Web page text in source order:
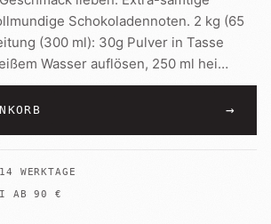
Schokoladennoten. 2 kg (65
(300 ml): 30g Pulver in Tasse
Wasser auflösen, 250 ml hei…
→
WERKTAGE
AB90
€